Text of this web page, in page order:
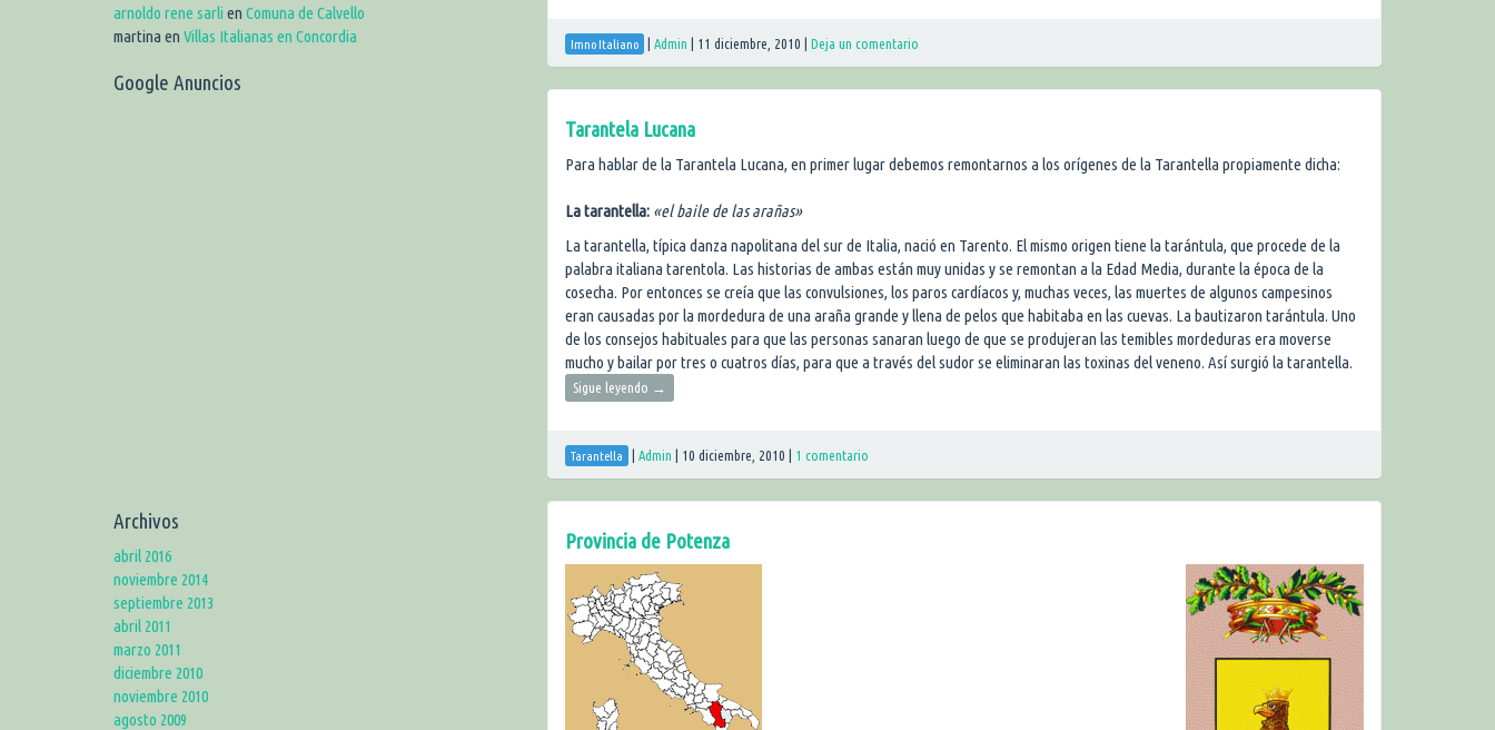
Imno Italiano | Admin | 11 diciembre, 2010 | Deja un comentario
Tarantela Lucana
Para hablar de la Tarantela Lucana, en primer lugar debemos remontarnos a los orígenes de la Tarantella propiamente dicha:
La tarantella: «el baile de las arañas»
La tarantella, típica danza napolitana del sur de Italia, nació en Tarento. El mismo origen tiene la tarántula, que procede de la
palabra italiana tarentola. Las historias de ambas están muy unidas y se remontan a la Edad Media, durante la época de la
cosecha. Por entonces se creía que las convulsiones, los paros cardíacos y, muchas veces, las muertes de algunos campesinos
eran causadas por la mordedura de una araña grande y llena de pelos que habitaba en las cuevas. La bautizaron tarántula. Uno
de los consejos habituales para que las personas sanaran luego de que se produjeran las temibles mordeduras era moverse
mucho y bailar por tres o cuatros días, para que a través del sudor se eliminaran las toxinas del veneno. Así surgió la tarantella.
Sigue leyendo →
Tarantella | Admin | 10 diciembre, 2010 | 1 comentario
Provincia de Potenza
arnoldo rene sarli en Comuna de Calvello
martina en Villas Italianas en Concordia
Google Anuncios
Archivos
abril 2016
noviembre 2014
septiembre 2013
abril 2011
marzo 2011
diciembre 2010
noviembre 2010
agosto 2009